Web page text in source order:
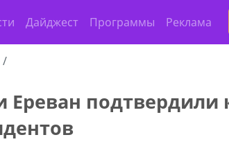
Дайджест Программы Реклама
Ереван подтвердили
cдается в аренду дом, 571 30 57